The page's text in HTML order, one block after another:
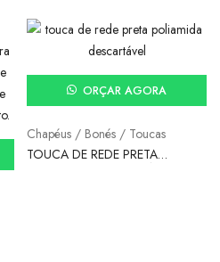
ORÇAR AGORA
Chapéus / Bonés / Toucas
TOUCA DE REDE PRETA